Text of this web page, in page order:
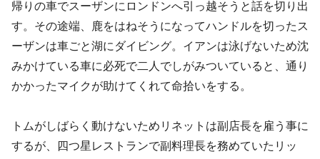
帰りの車でスーザンにロンドンへ引っ越そうと話を切り出
す。その途端、鹿をはねそうになってハンドルを切ったス
ーザンは車ごと湖にダイビング。イアンは泳げないため沈
みかけている車に必死で二人でしがみついていると、通り
かかったマイクが助けてくれて命拾いをする。
トムがしばらく動けないためリネットは副店長を雇う事に
するが、四つ星レストランで副料理長を務めていたリッ